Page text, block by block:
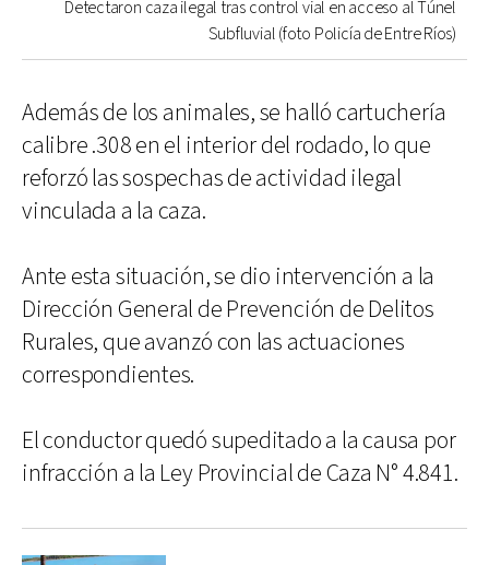
Detectaron caza ilegal tras control vial en acceso al Túnel
Subfluvial (foto Policía de Entre Ríos)
Además de los animales, se halló cartuchería
calibre .308 en el interior del rodado, lo que
reforzó las sospechas de actividad ilegal
vinculada a la caza.
Ante esta situación, se dio intervención a la
Dirección General de Prevención de Delitos
Rurales, que avanzó con las actuaciones
correspondientes.
El conductor quedó supeditado a la causa por
infracción a la Ley Provincial de Caza N° 4.841.